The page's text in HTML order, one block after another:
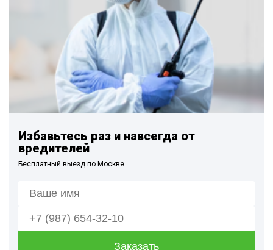
Избавьтесь раз и навсегда от
вредителей
Бесплатный выезд по Москве